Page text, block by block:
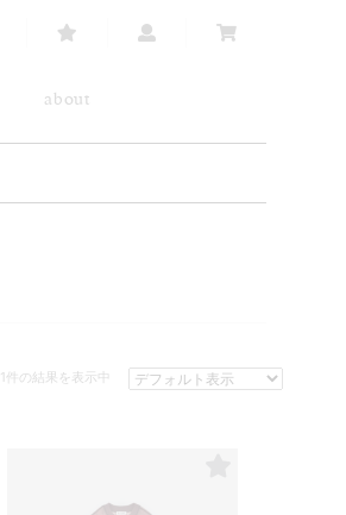
about
1件の結果を表示中